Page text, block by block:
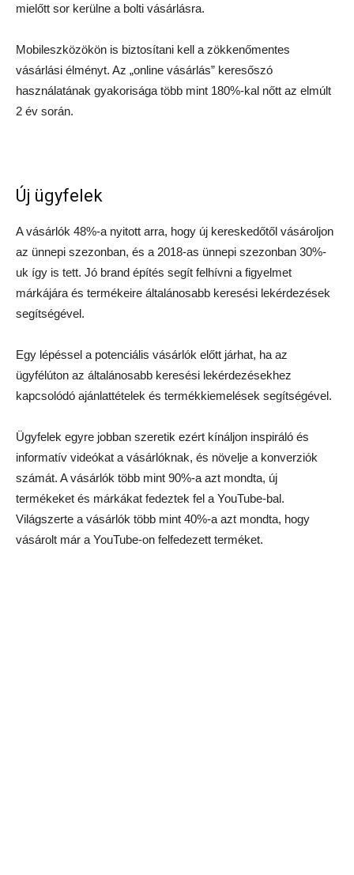
mielőtt sor kerülne a bolti vásárlásra.
Mobileszközökön is biztosítani kell a zökkenőmentes
vásárlási élményt. Az „online vásárlás” keresőszó
használatának gyakorisága több mint 180%-kal nőtt az elmúlt
2 év során.
Új ügyfelek
A vásárlók 48%-a nyitott arra, hogy új kereskedőtől vásároljon
az ünnepi szezonban, és a 2018-as ünnepi szezonban 30%-
uk így is tett. Jó brand építés segít felhívni a figyelmet
márkájára és termékeire általánosabb keresési lekérdezések
segítségével.
Egy lépéssel a potenciális vásárlók előtt járhat, ha az
ügyfélúton az általánosabb keresési lekérdezésekhez
kapcsolódó ajánlattételek és termékkiemelések segítségével.
Ügyfelek egyre jobban szeretik ezért kínáljon inspiráló és
informatív videókat a vásárlóknak, és növelje a konverziók
számát. A vásárlók több mint 90%-a azt mondta, új
termékeket és márkákat fedeztek fel a YouTube-bal.
Világszerte a vásárlók több mint 40%-a azt mondta, hogy
vásárolt már a YouTube-on felfedezett terméket.